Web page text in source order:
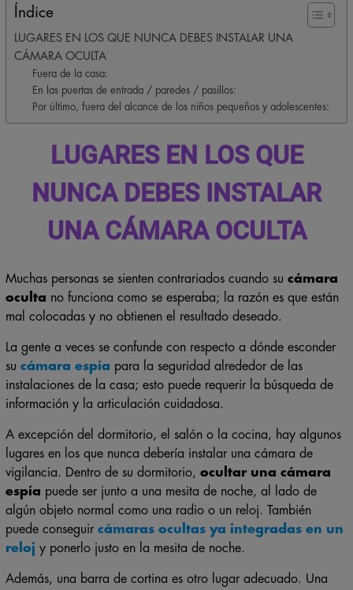
Índice
LUGARES EN LOS QUE NUNCA DEBES INSTALAR UNA
CÁMARA OCULTA
Fuera de la casa:
En las puertas de entrada / paredes / pasillos:
Por último, fuera del alcance de los niños pequeños y adolescentes:
LUGARES EN LOS QUE
NUNCA DEBES INSTALAR
UNA CÁMARA OCULTA
Muchas personas se sienten contrariados cuando su cámara
oculta no funciona como se esperaba; la razón es que están
mal colocadas y no obtienen el resultado deseado.
La gente a veces se confunde con respecto a dónde esconder
su cámara espía para la seguridad alrededor de las
instalaciones de la casa; esto puede requerir la búsqueda de
información y la articulación cuidadosa.
A excepción del dormitorio, el salón o la cocina, hay algunos
lugares en los que nunca debería instalar una cámara de
vigilancia. Dentro de su dormitorio, ocultar una cámara
espía puede ser junto a una mesita de noche, al lado de
algún objeto normal como una radio o un reloj. También
puede conseguir cámaras ocultas ya integradas en un
reloj y ponerlo justo en la mesita de noche.
Además, una barra de cortina es otro lugar adecuado. Una